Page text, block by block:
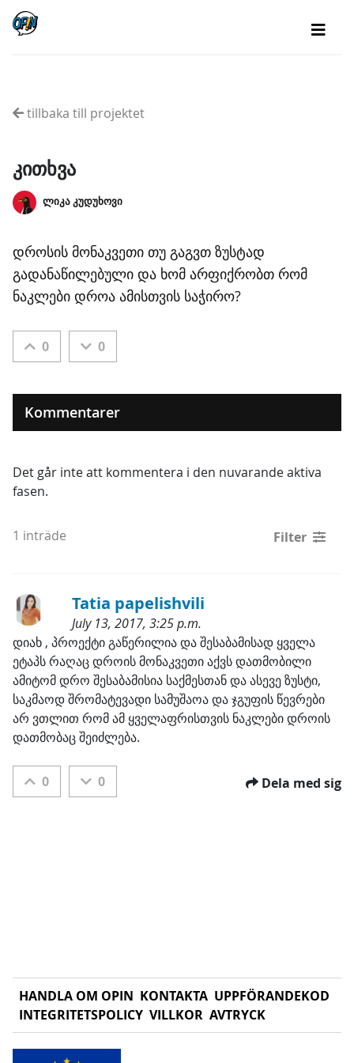
tillbaka till projektet
კითხვა
ლიკა კუდუხოვი
დროსის მონაკვეთი თუ გაგვთ ზუსტად
გადანაწილებული და ხომ არფიქრობთ რომ
ნაკლები დროა ამისთვის საჭირო?
0 0
Kommentarer
Det går inte att kommentera i den nuvarande aktiva
fasen.
1 inträde Filter
Tatia papelishvili
July 13, 2017, 3:25 p.m.
Kategorier:
დიახ , პროექტი გაწერილია და შესაბამისად ყველა
ეტაპს რაღაც დროის მონაკვეთი აქვს დათმობილი
ამიტომ დრო შესაბამისია საქმესთან და ასევე ზუსტი,
საკმაოდ შრომატევადი სამუშაოა და ჯგუფის წევრები
არ ვთლით რომ ამ ყველაფრისთვის ნაკლები დროის
დათმობაც შეიძლება.
0 0 Dela med sig
HANDLA OM OPIN KONTAKTA UPPFÖRANDEKOD
INTEGRITETSPOLICY VILLKOR AVTRYCK